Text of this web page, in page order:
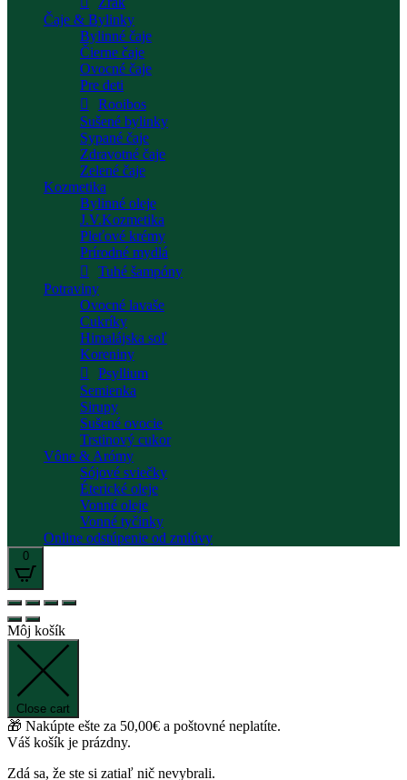
Čaje & Bylinky
Bylinné čaje
Čierne čaje
Ovocné čaje
Pre deti
Rooibos
Sušené bylinky
Sypané čaje
Zdravotné čaje
Zelené čaje
Kozmetika
Bylinné oleje
J.V.Kozmetika
Pleťové krémy
Prírodné mydlá
Tuhé šampóny
Potraviny
Ovocné lavaše
Cukríky
Himalájska soľ
Koreniny
Psyllium
Semienka
Sirupy
Sušené ovocie
Trstinový cukor
Vône & Arómy
Sójové sviečky
Éterické oleje
Vonné oleje
Vonné tyčinky
Online odstúpenie od zmlúvy
0
Môj košík
Close cart
🎁 Nakúpte ešte za 50,00€ a poštovné neplatíte.
Váš košík je prázdny.
Zdá sa, že ste si zatiaľ nič nevybrali.